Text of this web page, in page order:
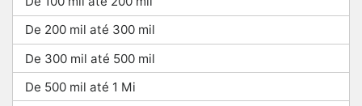
De 200 mil até 300 mil
De 300 mil até 500 mil
De 500 mil até 1 Mi